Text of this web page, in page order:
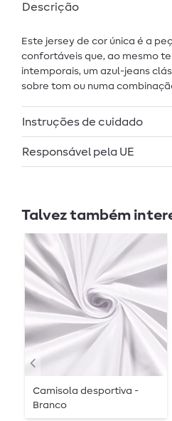
Descrição
Este jersey de cor única é a
confortáveis que, ao mesmo
intemporais, um azul-jeans
sobre tom ou numa
Instruções de cuidado
Responsável pela UE
Talvez também
Camisola desportiva -
Branco